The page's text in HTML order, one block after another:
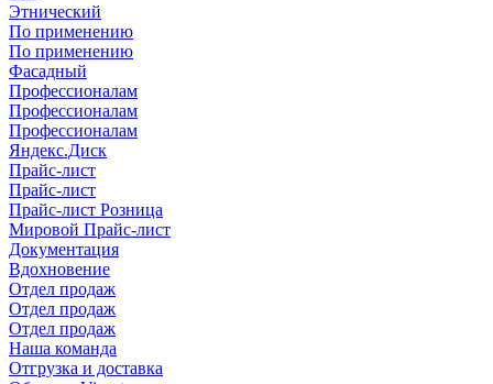
Этнический
По применению
По применению
Фасадный
Профессионалам
Профессионалам
Профессионалам
Яндекс.Диск
Прайс-лист
Прайс-лист
Прайс-лист Розница
Мировой Прайс-лист
Документация
Вдохновение
Отдел продаж
Отдел продаж
Отдел продаж
Наша команда
Отгрузка и доставка